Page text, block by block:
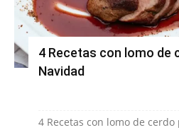
4 Recetas con lomo de
Navidad
4 Recetas con lomo de